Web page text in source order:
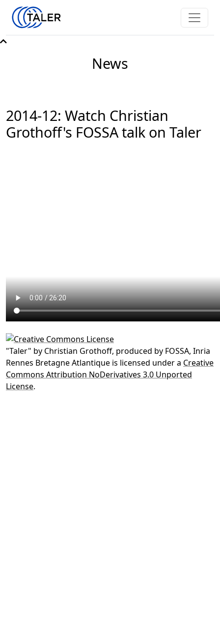
News
2014-12: Watch Christian
Grothoff's FOSSA talk on Taler
"Taler" by Christian Grothoff, produced by FOSSA, Inria
Rennes Bretagne Atlantique is licensed under a Creative
Commons Attribution NoDerivatives 3.0 Unported
License.